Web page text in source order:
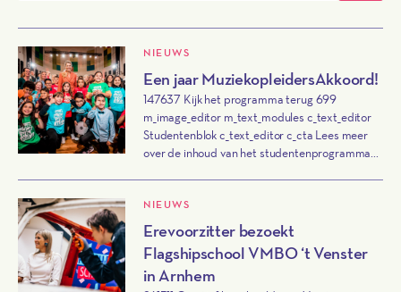
NIEUWS
Een jaar MuziekopleidersAkkoord!
147637 Kijk het programma terug 699
m_image_editor m_text_modules c_text_editor
Studentenblok c_text_editor c_cta Lees meer
over de inhoud van het studentenprogramma...
NIEUWS
Erevoorzitter bezoekt
Flagshipschool VMBO ‘t Venster
in Arnhem